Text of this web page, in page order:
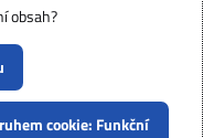
obsah?
cookie: Funkční